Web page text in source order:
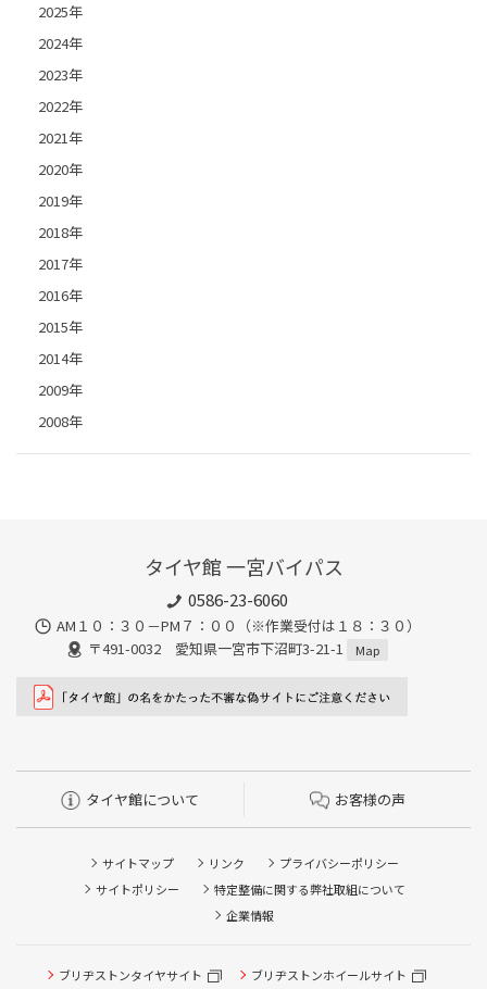
2025年
2024年
2023年
2022年
2021年
2020年
2019年
2018年
2017年
2016年
2015年
2014年
2009年
2008年
タイヤ館 一宮バイパス
0586-23-6060
AM１０：３０－PM７：００（※作業受付は１８：３０）
〒491-0032 愛知県一宮市下沼町3-21-1
Map
タイヤ館について お客様の声
サイトマップ リンク
プライバシーポリシー
サイトポリシー
特定整備に関する弊社取組について
企業情報
ブリヂストンタイヤサイト ブリヂストンホイールサイト
タイヤ点検・安全点検/タイヤ履き替え/オイル交換/その他